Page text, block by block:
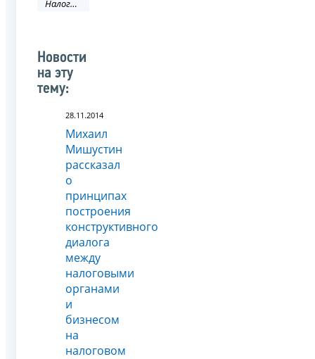
Налоговое законодательство
Новости
на эту
тему:
28.11.2014
Михаил
Мишустин
рассказал
о
принципах
построения
конструктивного
диалога
между
налоговыми
органами
и
бизнесом
на
налоговом